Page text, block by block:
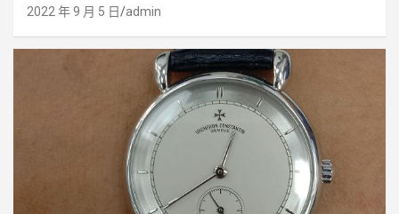
2022 年 9 月 5 日 admin